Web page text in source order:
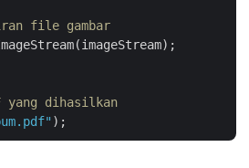
file gambar
yang dihasilkan